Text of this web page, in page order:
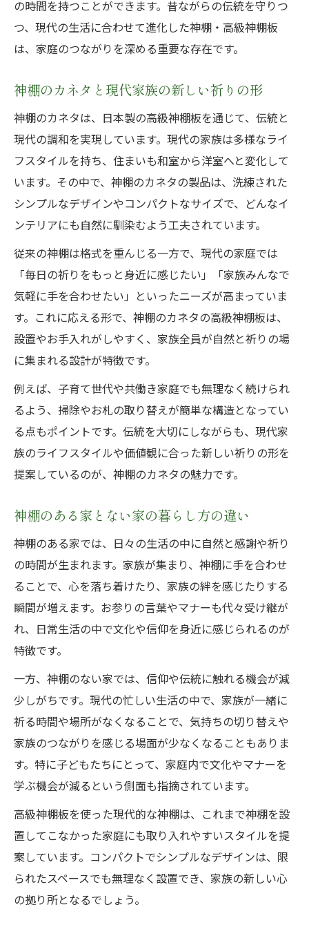
の時間を持つことができます。昔ながらの伝統を守りつ
つ、現代の生活に合わせて進化した神棚・高級神棚板
は、家庭のつながりを深める重要な存在です。
神棚のカネタと現代家族の新しい祈りの形
神棚のカネタは、日本製の高級神棚板を通じて、伝統と
現代の調和を実現しています。現代の家族は多様なライ
フスタイルを持ち、住まいも和室から洋室へと変化して
います。その中で、神棚のカネタの製品は、洗練された
シンプルなデザインやコンパクトなサイズで、どんなイ
ンテリアにも自然に馴染むよう工夫されています。
従来の神棚は格式を重んじる一方で、現代の家庭では
「毎日の祈りをもっと身近に感じたい」「家族みんなで
気軽に手を合わせたい」といったニーズが高まっていま
す。これに応える形で、神棚のカネタの高級神棚板は、
設置やお手入れがしやすく、家族全員が自然と祈りの場
に集まれる設計が特徴です。
例えば、子育て世代や共働き家庭でも無理なく続けられ
るよう、掃除やお札の取り替えが簡単な構造となってい
る点もポイントです。伝統を大切にしながらも、現代家
族のライフスタイルや価値観に合った新しい祈りの形を
提案しているのが、神棚のカネタの魅力です。
神棚のある家とない家の暮らし方の違い
神棚のある家では、日々の生活の中に自然と感謝や祈り
の時間が生まれます。家族が集まり、神棚に手を合わせ
ることで、心を落ち着けたり、家族の絆を感じたりする
瞬間が増えます。お参りの言葉やマナーも代々受け継が
れ、日常生活の中で文化や信仰を身近に感じられるのが
特徴です。
一方、神棚のない家では、信仰や伝統に触れる機会が減
少しがちです。現代の忙しい生活の中で、家族が一緒に
祈る時間や場所がなくなることで、気持ちの切り替えや
家族のつながりを感じる場面が少なくなることもありま
す。特に子どもたちにとって、家庭内で文化やマナーを
学ぶ機会が減るという側面も指摘されています。
高級神棚板を使った現代的な神棚は、これまで神棚を設
置してこなかった家庭にも取り入れやすいスタイルを提
案しています。コンパクトでシンプルなデザインは、限
られたスペースでも無理なく設置でき、家族の新しい心
の拠り所となるでしょう。